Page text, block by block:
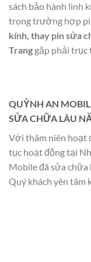
sách bảo hành linh
trong trường hợp
kính, thay pin sửa
Trang gặp phải trục
QUỲNH AN
SỬA CHỮA LÂU
Với thâm niên hoạt
tục hoạt động tại
Mobile đã sửa
Quý khách yên tâm